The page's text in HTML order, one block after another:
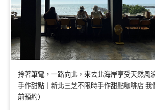
拎著筆電，一路向北，來去北海岸享受天然風
手作甜點｜新北三芝不限時手作甜點咖啡店 我
前預約）